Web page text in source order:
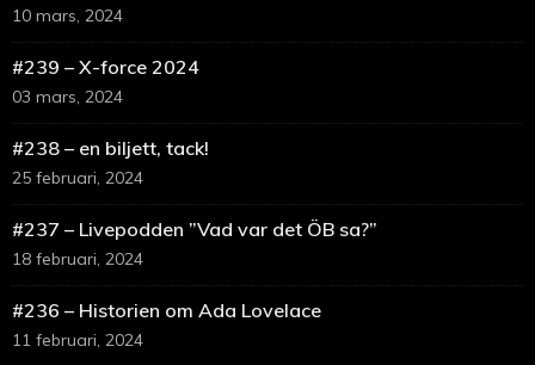
10 mars, 2024
#239 – X-force 2024
03 mars, 2024
#238 – en biljett, tack!
25 februari, 2024
#237 – Livepodden ”Vad var det ÖB sa?”
18 februari, 2024
#236 – Historien om Ada Lovelace
11 februari, 2024